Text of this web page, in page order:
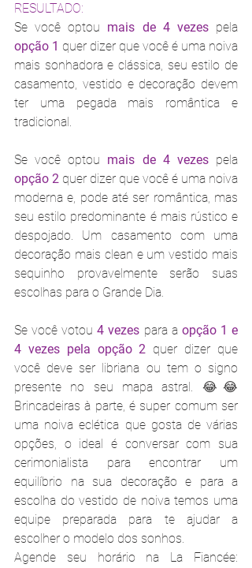
RESULTADO:
Se você optou mais de 4 vezes
opção 1 quer dizer que você é uma noiva
mais sonhadora e clássica, seu estilo de
casamento, vestido e decoração devem
ter uma pegada mais romântica e
tradicional.
Se você optou mais de 4 vezes
opção 2 quer dizer que você é uma noiva
moderna e, pode até ser romântica, mas
seu estilo predominante é mais rústico e
despojado. Um casamento com uma
decoração mais clean e um vestido mais
sequinho provavelmente serão suas
escolhas para o Grande Dia.
Se você votou 4 vezes para a opção 1 e
4 vezes pela opção 2 quer dizer que
você deve ser libriana ou tem o signo
presente no seu mapa astral. 😂😂
Brincadeiras à parte, é super comum ser
uma noiva eclética que gosta de várias
opções, o ideal é conversar com sua
cerimonialista para encontrar um
equilíbrio na sua decoração e para a
escolha do vestido de noiva temos uma
equipe preparada para te ajudar a
escolher o modelo dos sonhos.